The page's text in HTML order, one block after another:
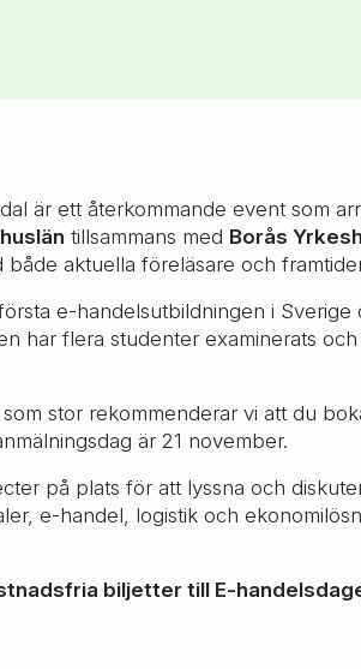
är ett återkommande event som
tillsammans med Borås
aktuella föreläsare och
e-handelsutbildningen i
har flera studenter examinerats
stor rekommenderar vi att du
är 21 november.
på plats för att lyssna och
e-handel, logistik och
biljetter till E-